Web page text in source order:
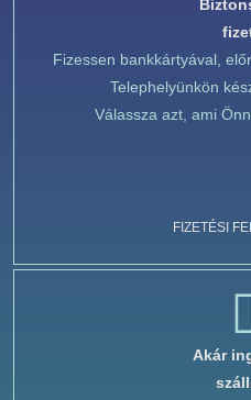
Fizessen bankkártyával,
Telephelyünkön
Válassza azt, ami
FIZETÉSI
Akár